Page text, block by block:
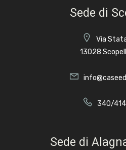
Sede di
Via
13028
340/
Sede di